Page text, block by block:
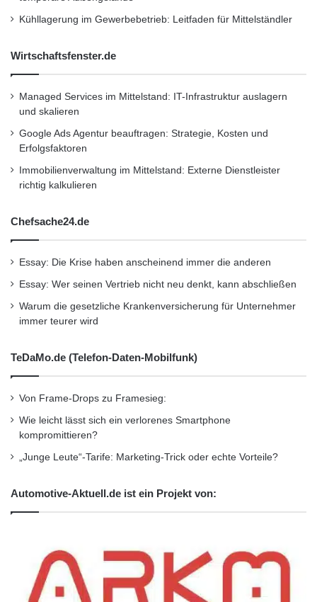
Kühllagerung im Gewerbebetrieb: Leitfaden für Mittelständler
Wirtschaftsfenster.de
Managed Services im Mittelstand: IT-Infrastruktur auslagern
und skalieren
Google Ads Agentur beauftragen: Strategie, Kosten und
Erfolgsfaktoren
Immobilienverwaltung im Mittelstand: Externe Dienstleister
richtig kalkulieren
Chefsache24.de
Essay: Die Krise haben anscheinend immer die anderen
Essay: Wer seinen Vertrieb nicht neu denkt, kann abschließen
Warum die gesetzliche Krankenversicherung für Unternehmer
immer teurer wird
TeDaMo.de (Telefon-Daten-Mobilfunk)
Von Frame-Drops zu Framesieg:
Wie leicht lässt sich ein verlorenes Smartphone
kompromittieren?
„Junge Leute“-Tarife: Marketing-Trick oder echte Vorteile?
Automotive-Aktuell.de ist ein Projekt von: